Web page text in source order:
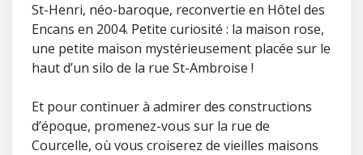
St-Henri, néo-baroque, reconvertie en Hôtel des
Encans en 2004. Petite curiosité : la maison rose,
une petite maison mystérieusement placée sur le
haut d’un silo de la rue St-Ambroise !
Et pour continuer à admirer des constructions
d’époque, promenez-vous sur la rue de
Courcelle, où vous croiserez de vieilles maisons